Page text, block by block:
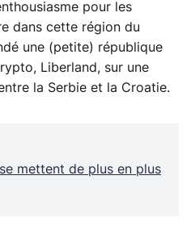
pour les
dans cette région du
une (petite) république
Liberland, sur une
la Serbie et la Croatie.
mettent de plus en plus